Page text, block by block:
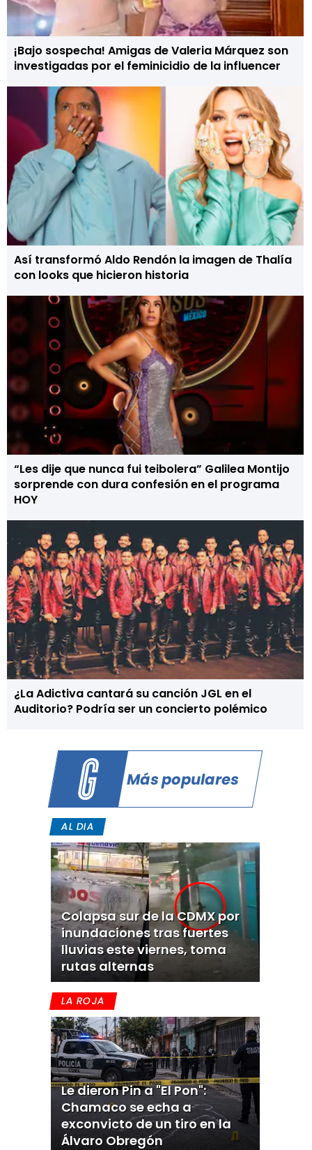
¡Bajo sospecha! Amigas de Valeria Márquez son
investigadas por el feminicidio de la influencer
Así transformó Aldo Rendón la imagen de Thalía
con looks que hicieron historia
“Les dije que nunca fui teibolera” Galilea Montijo
sorprende con dura confesión en el programa
HOY
¿La Adictiva cantará su canción JGL en el
Auditorio? Podría ser un concierto polémico
Más populares
AL DIA
Colapsa sur de la CDMX por
inundaciones tras fuertes
lluvias este viernes, toma
rutas alternas
LA ROJA
Le dieron Pin a "El Pon":
Chamaco se echa a
exconvicto de un tiro en la
Álvaro Obregón